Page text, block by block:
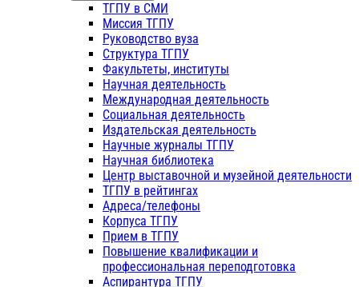
ТГПУ в СМИ
Миссия ТГПУ
Руководство вуза
Структура ТГПУ
Факультеты, институты
Научная деятельность
Международная деятельность
Социальная деятельность
Издательская деятельность
Научные журналы ТГПУ
Научная библиотека
Центр выставочной и музейной деятельности
ТГПУ в рейтингах
Адреса/телефоны
Корпуса ТГПУ
Прием в ТГПУ
Повышение квалификации и
профессиональная переподготовка
Аспирантура ТГПУ